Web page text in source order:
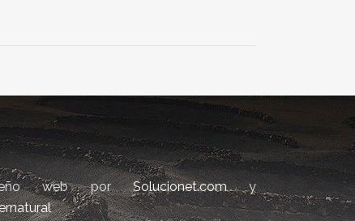
web porSolucionet.comy